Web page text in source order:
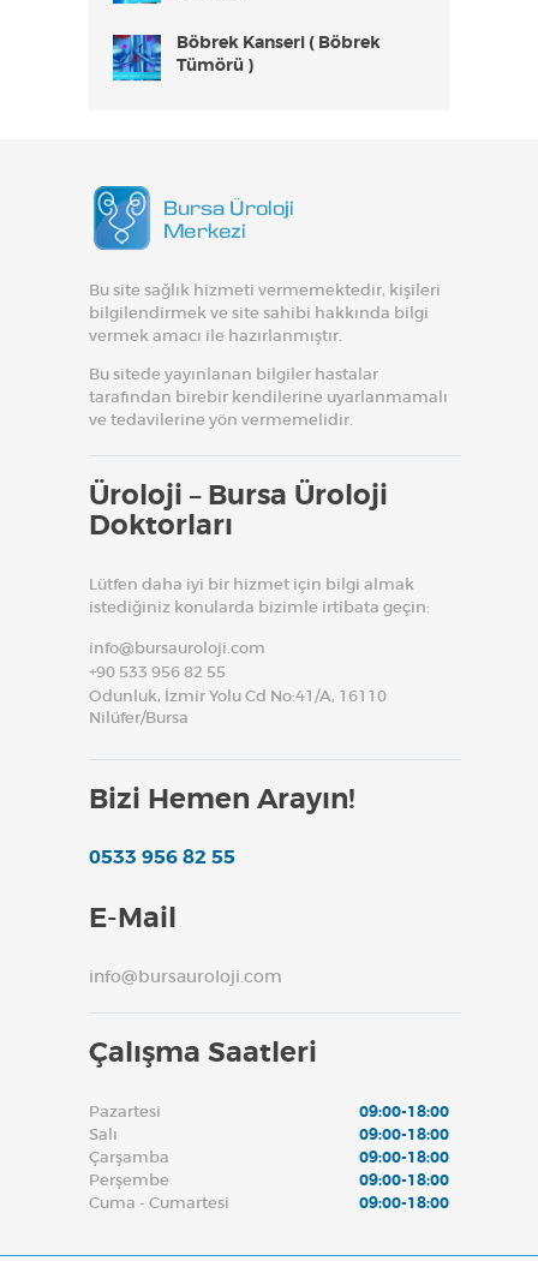
Böbrek Kanseri ( Böbrek
Tümörü )
Bu site sağlık hizmeti vermemektedir, kişileri
bilgilendirmek ve site sahibi hakkında bilgi
vermek amacı ile hazırlanmıştır.
Bu sitede yayınlanan bilgiler hastalar
tarafından birebir kendilerine uyarlanmamalı
ve tedavilerine yön vermemelidir.
Üroloji – Bursa Üroloji
Doktorları
Lütfen daha iyi bir hizmet için bilgi almak
istediğiniz konularda bizimle irtibata geçin:
info@bursauroloji.com
+90 533 956 82 55
Odunluk, İzmir Yolu Cd No:41/A, 16110
Nilüfer/Bursa
Bizi Hemen Arayın!
0533 956 82 55
E-Mail
info@bursauroloji.com
Çalışma Saatleri
Pazartesi
09:00-18:00
Salı
09:00-18:00
Çarşamba
09:00-18:00
Perşembe
09:00-18:00
Cuma - Cumartesi
09:00-18:00